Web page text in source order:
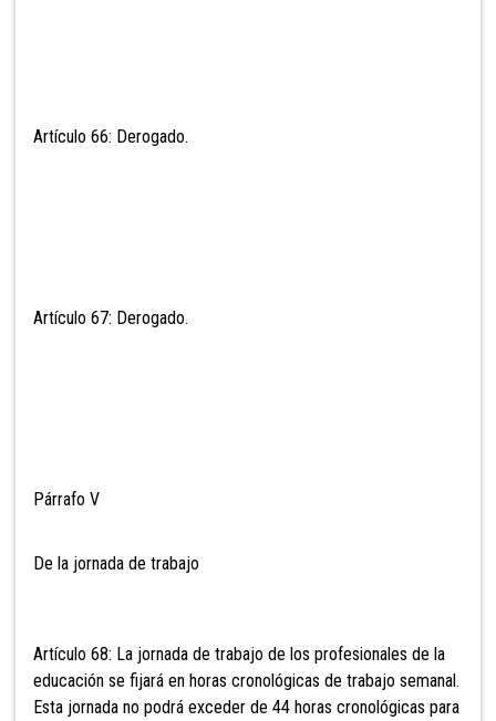
Artículo 66: Derogado.
Artículo 67: Derogado.
Párrafo V
De la jornada de trabajo
Artículo 68: La jornada de trabajo de los profesionales de la
educación se fijará en horas cronológicas de trabajo semanal.
Esta jornada no podrá exceder de 44 horas cronológicas para